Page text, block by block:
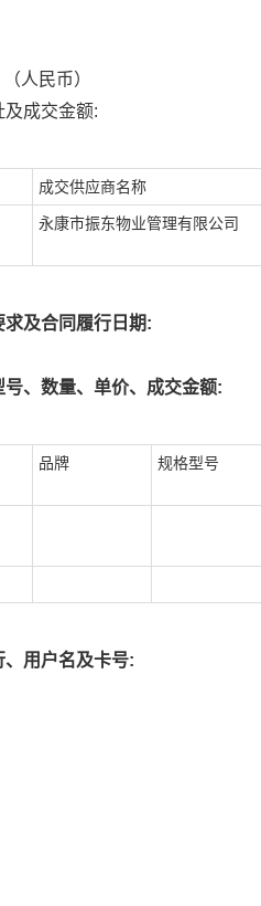
（人民币）
成交金额:
成交供应商名称
永康市振东物业管理有限公司
求及合同履行日期:
、数量、单价、成交金额:
品牌 规格型号
用户名及卡号: